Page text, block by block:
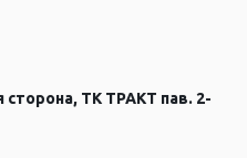
ТК ТРАКТ пав. 2-